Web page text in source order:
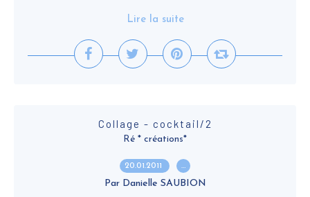
Lire la suite
Collage - cocktail/2
Ré * créations*
20.01.2011 …
Par Danielle SAUBION